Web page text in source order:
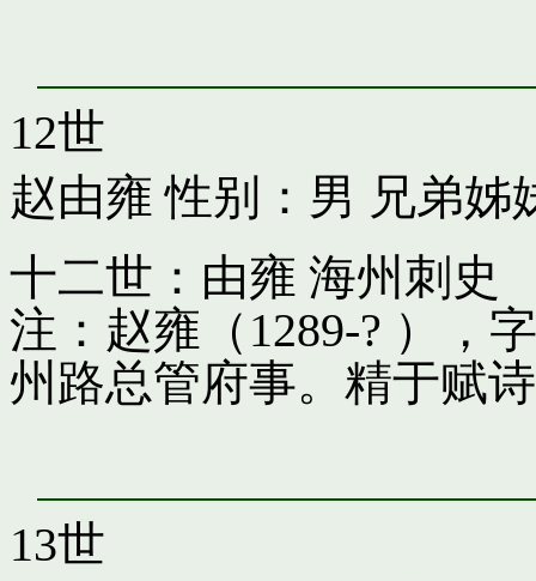
12世
赵由雍 性别：男 兄弟姊
十二世：由雍 海州刺史
注：赵雍（1289-? ），
州路总管府事。精于赋
13世